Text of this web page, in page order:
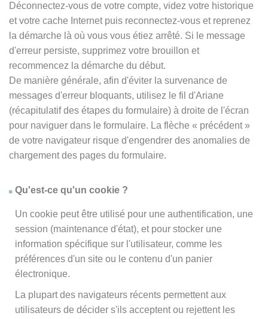
Déconnectez-vous de votre compte, videz votre historique
et votre cache Internet puis reconnectez-vous et reprenez
la démarche là où vous vous étiez arrêté. Si le message
d'erreur persiste, supprimez votre brouillon et
recommencez la démarche du début.
De manière générale, afin d'éviter la survenance de
messages d'erreur bloquants, utilisez le fil d'Ariane
(récapitulatif des étapes du formulaire) à droite de l'écran
pour naviguer dans le formulaire. La flèche « précédent »
de votre navigateur risque d'engendrer des anomalies de
chargement des pages du formulaire.
Qu'est-ce qu'un cookie ?
Un cookie peut être utilisé pour une authentification, une
session (maintenance d'état), et pour stocker une
information spécifique sur l'utilisateur, comme les
préférences d'un site ou le contenu d'un panier
électronique.
La plupart des navigateurs récents permettent aux
utilisateurs de décider s'ils acceptent ou rejettent les